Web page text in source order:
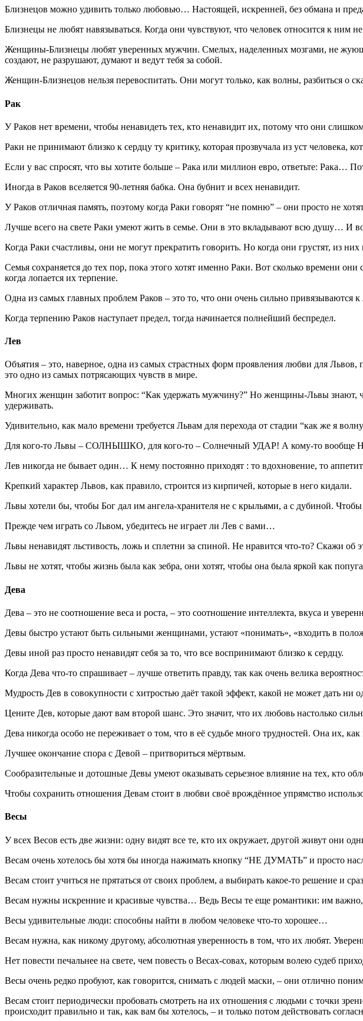
Близнецов можно удивить только любовью… Настоящей, искренней, без обмана и
Близнецы не любят навязываться. Когда они чувствуют, что человек относится к ним
Женщины-Близнецы любят уверенных мужчин. Смелых, наделенных мозгами, не
создают, не разрушают, думают и ведут тебя за собой.
Женщин-Близнецов нельзя перевоспитать. Они могут только, как волны, разбиться о
Рак
У Раков нет времени, чтобы ненавидеть тех, кто ненавидит их, потому что они
Раки не принимают близко к сердцу ту критику, которая прозвучала из уст человека,
Если у вас спросят, что вы хотите больше – Рака или миллион евро, ответьте: Рака…
Иногда в Раков вселяется 90-летняя бабка. Она бубнит и всех ненавидит.
У Раков отличная память, поэтому когда Раки говорят “не помню” – они просто не
Лучше всего на свете Раки умеют жить в семье. Они в это вкладывают всю душу… И
Когда Раки счастливы, они не могут прекратить говорить. Но когда они грустят, из
Семья сохраняется до тех пор, пока этого хотят именно Раки. Вот сколько времени
когда лопается их терпение.
Одна из самых главных проблем Раков – это то, что они очень сильно привязываются
Когда терпению Раков наступает предел, тогда начинается полнейший беспредел.
Лев
Объятия – это, наверное, одна из самых страстных форм проявления любви для Львов,
это одно из самых потрясающих чувств в мире.
Многих женщин заботит вопрос: “Как удержать мужчину?” Но женщины-Львы знают,
удерживать.
Удивительно, как мало времени требуется Львам для перехода от стадии “как же я
Для кого-то Львы – СОЛНЫШКО, для кого-то – Солнечный УДАР! А кому-то
Лев никогда не бывает один… К нему постоянно приходят : то вдохновение, то
Крепкий характер Львов, как правило, строится из кирпичей, которые в него кидали.
Львы хотели бы, чтобы Бог дал им ангела-хранителя не с крыльями, а с дубиной.
Прежде чем играть со Львом, убедитесь не играет ли Лев с вами…
Львы ненавидят льстивость, ложь и сплетни за спиной. Не нравится что-то? Скажи об
Львы не хотят, чтобы жизнь была как зебра, они хотят, чтобы она была яркой как
Дева
Дева – это не соотношение веса и роста, – это соотношение интеллекта, вкуса и
Девы быстро устают быть сильными женщинами, устают «понимать», «входить в
Девы иной раз просто ненавидят себя за то, что все воспринимают близко к сердцу.
Когда Дева что-то спрашивает – лучше ответить правду, так как очень велика
Мудрость Дев в совокупности с хитростью даёт такой эффект, какой не может дать ни
Цените Дев, которые дают вам второй шанс. Это значит, что их любовь настолько
Дева никогда особо не переживает о том, что в её судьбе много трудностей. Она их,
Лучшее окончание спора с Девой – притвориться мёртвым.
Сообразительные и дотошные Девы умеют оказывать серьезное влияние на тех, кто
Чтобы сохранить отношения Девам стоит в любви своё врождённое упрямство
Весы
У всех Весов есть две жизни: одну видят все те, кто их окружает, другой живут они
Весам очень хотелось бы хотя бы иногда нажимать кнопку “НЕ ДУМАТЬ” и просто
Весам стоит учиться не прятаться от своих проблем, а выбирать какое-то решение и
Весам нужны искренние и красивые чувства… Ведь Весы те еще романтики: им
Весы удивительные люди: способны найти в любом человеке что-то хорошее…
Весам нужна, как никому другому, абсолютная уверенность в том, что их любят.
Нет повести печальнее на свете, чем повесть о Весах-совах, которым волею судеб
Весы очень редко пробуют, как говорится, снимать с людей маски, – они отлично
Весам стоит периодически пробовать смотреть на их отношения с людьми с точки
происходит правильно и так, как вам бы хотелось, – и только потом действовать